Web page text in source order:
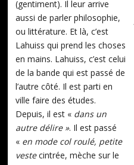
(gentiment). Il leur arrive
aussi de parler philosophie,
ou littérature. Et là, c’est
Lahuiss qui prend les choses
en mains. Lahuiss, c’est celui
de la bande qui est passé de
l’autre côté. Il est parti en
ville faire des études.
Depuis, il est « dans un
autre délire ». Il est passé
« en mode col roulé, petite
vestecintrée, mèche sur le